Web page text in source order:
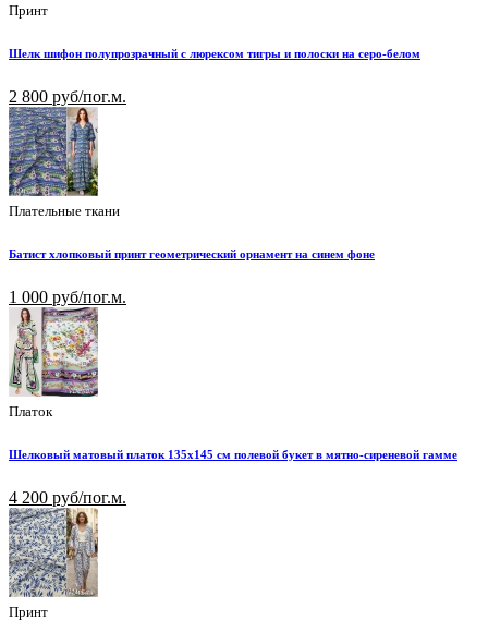
Принт
Шелк шифон полупрозрачный с люрексом тигры и полоски на серо-белом
2 800 руб/пог.м.
Плательные ткани
Батист хлопковый принт геометрический орнамент на синем фоне
1 000 руб/пог.м.
Платок
Шелковый матовый платок 135х145 см полевой букет в мятно-сиреневой гамме
4 200 руб/пог.м.
Принт